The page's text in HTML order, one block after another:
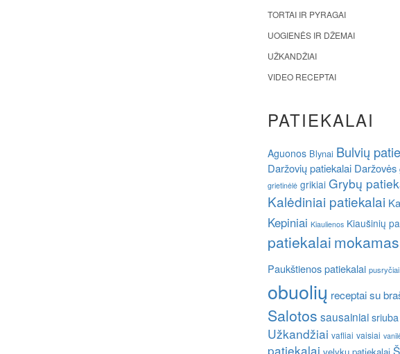
TORTAI IR PYRAGAI
UOGIENĖS IR DŽEMAI
UŽKANDŽIAI
VIDEO RECEPTAI
PATIEKALAI
Aguonos Blynai Bulvių
Daržovių patiekalai Daržovės
grietinėlė grikiai Grybų
Kalėdiniai patiekalai
Kepiniai Kiaulienos Kiaušinių
patiekalai mokamas
Paukštienos patiekalai pusryčiai
obuolių receptai su
Salotos sausainiai sriuba
Užkandžiai vafliai vaisiai
patiekalai